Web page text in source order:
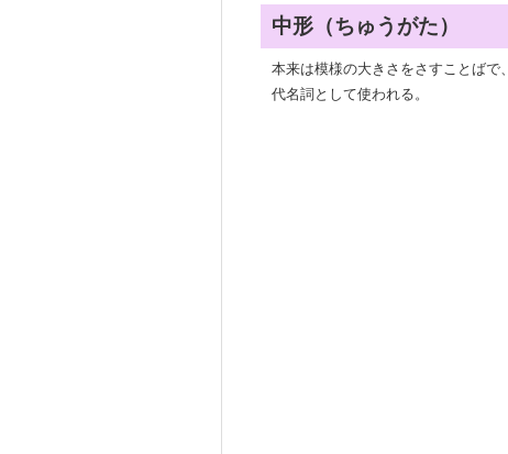
中形（ちゅうがた）
本来は模様の大きさをさすことばで
代名詞として使われる。